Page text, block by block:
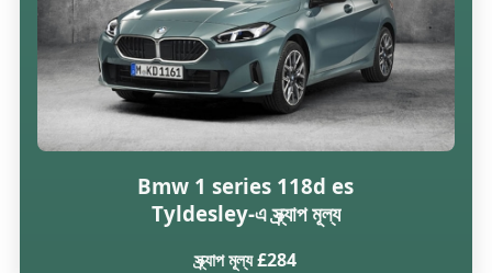
Bmw 1 series 118d es
Tyldesley-এ স্ক্র্যাপ মূল্য
স্ক্র্যাপ মূল্য £284